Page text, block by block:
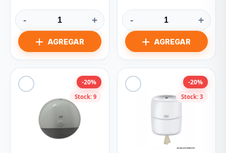
- + - +
Stock: 9
-20%
Stock: 3
-20%